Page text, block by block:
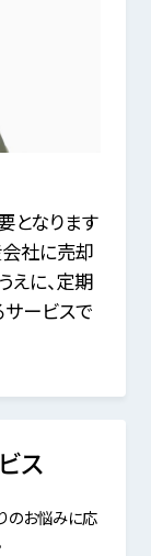
となります
社に売却
えに、定期
ービスで
ス
のお悩みに応